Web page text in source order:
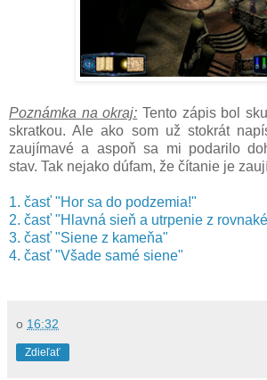
Poznámka na okraj: Tento zápis bol
skratkou. Ale ako som už stokrát
zaujímavé a aspoň sa mi podarilo
stav. Tak nejako dúfam, že čítanie je
1. časť "Hor sa do podzemia!"
2. časť "Hlavná sieň a utrpenie z
3. časť "Siene z kameňa"
4. časť "Všade samé siene"
o 16:32
Zdieľať